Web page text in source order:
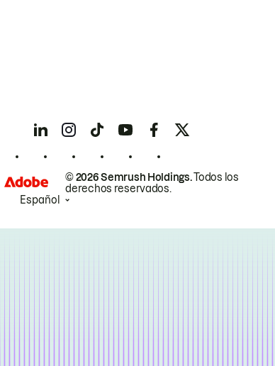
© 2026 Semrush Holdings.Todos los
derechos reservados.
Español